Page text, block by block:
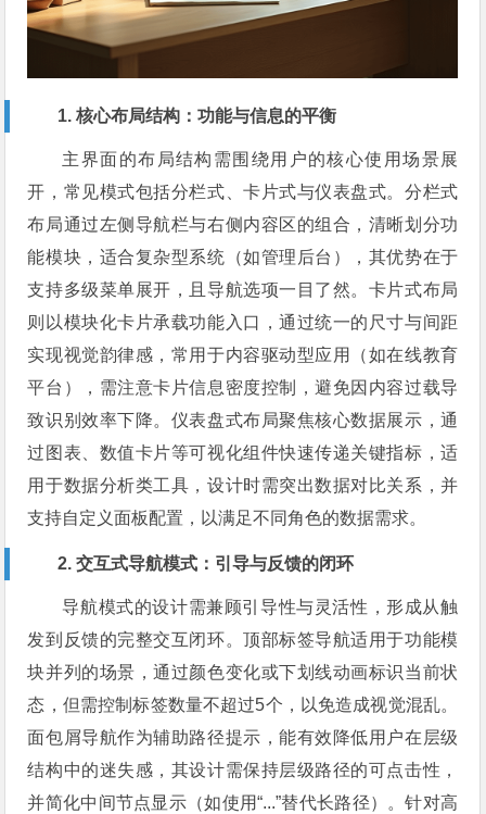
1. 核心布局结构：功能与信息的平衡
主界面的布局结构需围绕用户的核心使用场景展
开，常见模式包括分栏式、卡片式与仪表盘式。分栏式
布局通过左侧导航栏与右侧内容区的组合，清晰划分功
能模块，适合复杂型系统（如管理后台），其优势在于
支持多级菜单展开，且导航选项一目了然。卡片式布局
则以模块化卡片承载功能入口，通过统一的尺寸与间距
实现视觉韵律感，常用于内容驱动型应用（如在线教育
平台），需注意卡片信息密度控制，避免因内容过载导
致识别效率下降。仪表盘式布局聚焦核心数据展示，通
过图表、数值卡片等可视化组件快速传递关键指标，适
用于数据分析类工具，设计时需突出数据对比关系，并
支持自定义面板配置，以满足不同角色的数据需求。
2. 交互式导航模式：引导与反馈的闭环
导航模式的设计需兼顾引导性与灵活性，形成从触
发到反馈的完整交互闭环。顶部标签导航适用于功能模
块并列的场景，通过颜色变化或下划线动画标识当前状
态，但需控制标签数量不超过5个，以免造成视觉混乱。
面包屑导航作为辅助路径提示，能有效降低用户在层级
结构中的迷失感，其设计需保持层级路径的可点击性，
并简化中间节点显示（如使用“...”替代长路径）。针对高